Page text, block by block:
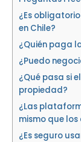
¿Es
en Chile?
¿Quién paga
¿Puedo
¿Qué pasa si
propiedad?
¿Las
mismo que
¿Es seguro